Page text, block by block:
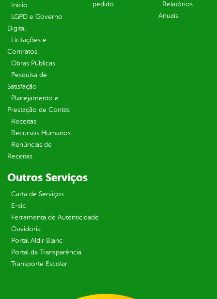
Inicio
LGPD e Governo
Digital
Licitações e
Contratos
Obras Públicas
Pesquisa de
Satisfação
Planejamento e
Prestação de Contas
Receitas
Recursos Humanos
Renúncias de
Receitas
pedido
Relatórios
Anuais
Outros Serviços
Carta de Serviços
E-sic
Ferramenta de Autenticidade
Ouvidoria
Portal Aldir Blanc
Portal da Transparência
Transporte Escolar